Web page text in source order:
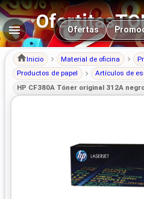
Navegación
Ofertas
Inicio Material de oficina
Productos de papel
Artículos de
HP CF380A Tóner original 312A